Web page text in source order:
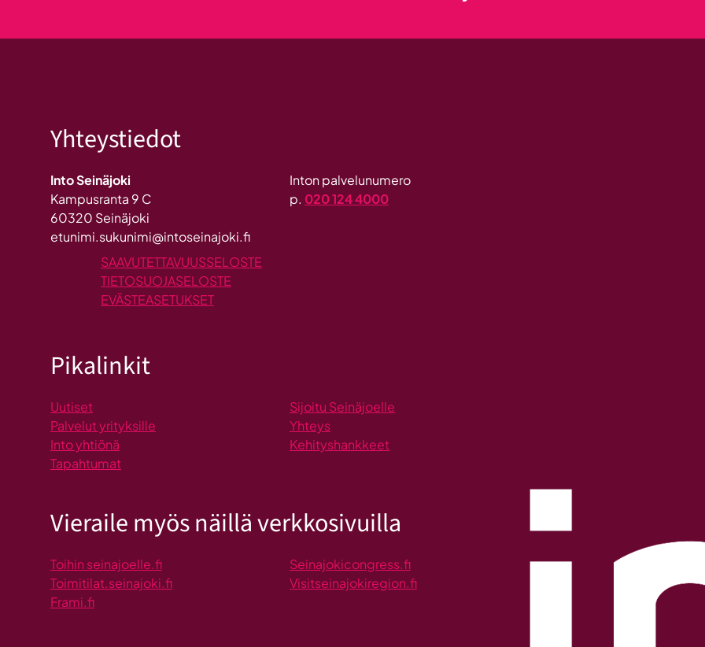
Yhteystiedot
Into Seinäjoki
Kampusranta 9 C
60320 Seinäjoki
etunimi.sukunimi@intoseinajoki.fi
Inton palvelunumero
p. 020 124 4000
SAAVUTETTAVUUSSELOSTE
TIETOSUOJASELOSTE
EVÄSTEASETUKSET
Pikalinkit
Uutiset
Palvelut yrityksille
Into yhtiönä
Tapahtumat
Sijoitu Seinäjoelle
Yhteys
Kehityshankkeet
Vieraile myös näillä verkkosivuilla
Toihin seinajoelle.fi
Toimitilat.seinajoki.fi
Frami.fi
Seinajokicongress.fi
Visitseinajokiregion.fi